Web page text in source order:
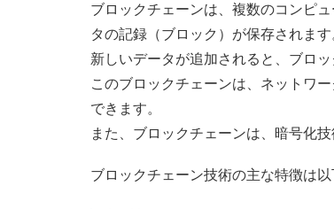
ブロックチェーンは、複数のコンピ
タの記録（ブロック）が保存されます
新しいデータが追加されると、ブロ
このブロックチェーンは、ネットワ
できます。
また、ブロックチェーンは、暗号化
ブロックチェーン技術の主な特徴は以